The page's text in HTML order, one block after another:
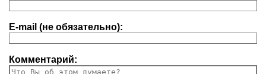
E-mail (не обязательно):
Комментарий: